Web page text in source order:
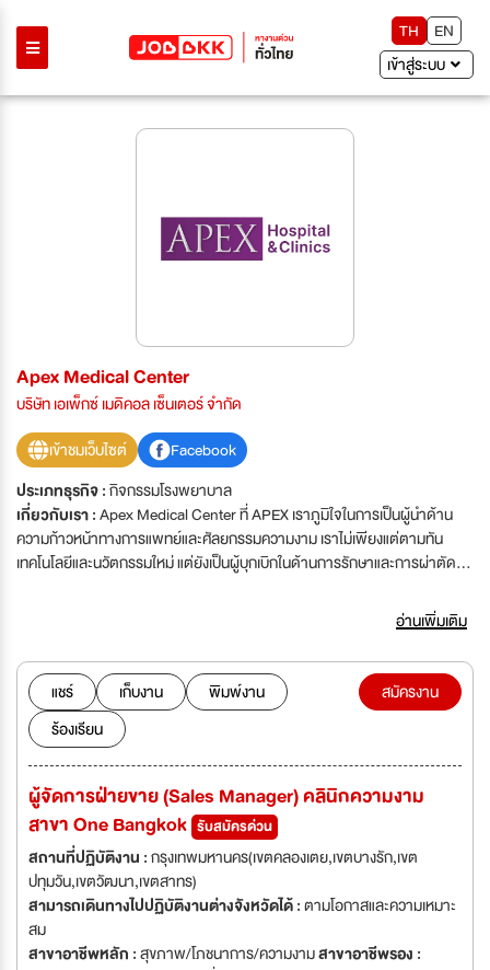
TH
EN
เข้าสู่ระบบ
Apex Medical Center
บริษัท เอเพ็กซ์ เมดิคอล เซ็นเตอร์ จำกัด
เข้าชมเว็บไซต์
Facebook
ประเภทธุรกิจ :กิจกรรมโรงพยาบาล
เกี่ยวกับเรา :Apex Medical Center ที่ APEX เราภูมิใจในการเป็นผู้นำด้าน
ความก้าวหน้าทางการแพทย์และศัลยกรรมความงาม เราไม่เพียงแต่ตามทัน
เทคโนโลยีและนวัตกรรมใหม่ แต่ยังเป็นผู้บุกเบิกในด้านการรักษาและการผ่าตัด
การลดน้ำหนัก การรักษาด้วยความเย็น ด้วยเทคโนโลยีและเทคนิคที่ทันสมัยและได้
รับการรับรอง เมื่อมีนวัตกรรมหรือเทคโนโลยีที่ดีกว่าเปิดตัว เรามั่นใจจะเป็นคน
แรกในภูมิภาคที่จะนำเสนอให้คุณได้สัมผัส เรามีความเชี่ยวชาญในด้านศัลยกรรม
ความงาม การรักษาผิวพรรณต่อต้านวัย การกระชับผิว การทำให้ผิวกระจ่างใส
การยกกระชับผิว การฟื้นฟูผิว การสลิมและการปรับรูปร่าง การลดน้ำหนัก การ
ดูดไขมัน การปลูกผมด้วยหุ่นยนต์ ทันตกรรมความงาม และบริการด้านสุขภาพ
อีกทั้งโรงพยาบาลของเรายังได้รับการรับรองมาตรฐานทองคำ โดยทีมแพทย์และ
ผู้เชี่ยวชาญที่มีความสามารถและความเชี่ยวชาญสูงสุดในประเทศ
อ่านเพิ่มเติม
แชร์ เก็บงาน
พิมพ์งาน
ร้องเรียน
สมัครงาน
ผู้จัดการฝ่ายขาย (Sales Manager) คลินิกความงาม
สาขา One Bangkok รับสมัครด่วน
สถานที่ปฏิบัติงาน :กรุงเทพมหานคร(เขตคลองเตย,เขตบางรัก,เขต
ปทุมวัน,เขตวัฒนา,เขตสาทร)
สามารถเดินทางไปปฏิบัติงานต่างจังหวัดได้ :ตามโอกาสและความเหมาะ
สม
สาขาอาชีพหลัก :สุขภาพ/โภชนาการ/ความงามสาขาอาชีพรอง :